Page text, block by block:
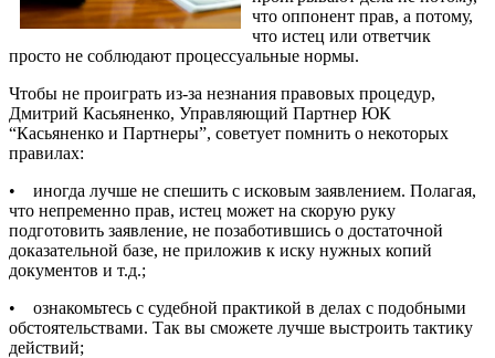
что оппонент прав, а потому,
что истец или ответчик
просто не соблюдают процессуальные нормы.
Чтобы не проиграть из-за незнания правовых процедур,
Дмитрий Касьяненко, Управляющий Партнер ЮК
“Касьяненко и Партнеры”, советует помнить о некоторых
правилах:
• иногда лучше не спешить с исковым заявлением. Полагая,
что непременно прав, истец может на скорую руку
подготовить заявление, не позаботившись о достаточной
доказательной базе, не приложив к иску нужных копий
документов и т.д.;
• ознакомьтесь с судебной практикой в делах с подобными
обстоятельствами. Так вы сможете лучше выстроить тактику
действий;